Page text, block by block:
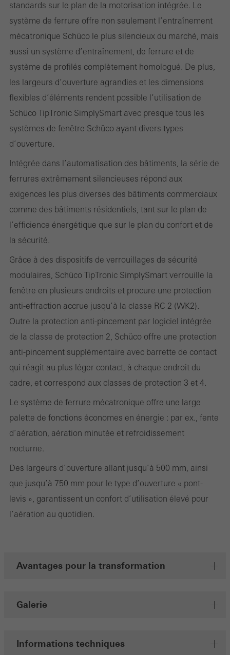
standards sur le plan de la motorisation intégrée. Le
système de ferrure offre non seulement l’entraînement
mécatronique Schüco le plus silencieux du marché, mais
aussi un système d’entraînement, de ferrure et de
système de profilés complètement homologué. De plus,
les largeurs d’ouverture agrandies et les dimensions
flexibles d’éléments rendent possible l’utilisation de
Schüco TipTronic SimplySmart avec presque tous les
systèmes de fenêtre Schüco ayant divers types
d’ouverture.
Intégrée dans l’automatisation des bâtiments, la série de
ferrures extrêmement silencieuses répond aux
exigences les plus diverses des bâtiments commerciaux
comme des bâtiments résidentiels, tant sur le plan de
l’efficience énergétique que sur le plan du confort et de
la sécurité.
Grâce à des dispositifs de verrouillages de sécurité
modulaires, Schüco TipTronic SimplySmart verrouille la
fenêtre en plusieurs endroits et procure une protection
anti-effraction accrue jusqu’à la classe RC 2 (WK2).
Outre la protection anti-pincement par logiciel intégrée
de la classe de protection 2, Schüco offre une protection
anti-pincement supplémentaire avec barrette de contact
qui réagit au plus léger contact, à chaque endroit du
cadre, et correspond aux classes de protection 3 et 4.
Le système de ferrure mécatronique offre une large
palette de fonctions économes en énergie : par ex., fente
d’aération, aération minutée et refroidissement
nocturne.
Des largeurs d’ouverture allant jusqu’à 500 mm, ainsi
que jusqu’à 750 mm pour le type d’ouverture « pont-
levis », garantissent un confort d’utilisation élevé pour
l’aération au quotidien.
Avantages pour la transformation
Galerie
Informations techniques
peuvent pas être désactivés
Les cookies sont techniquement nécessaires au bon
fonctionnement des sites web Schüco et ne peuvent pas être
désactivés. Sans ces cookies, certaines parties des pages web
ou des services souhaités ne peuvent pas être mis à disposition.
Statistiques / Cookies d´analyse
Ces cookies sont utilisés à des fins statistiques pour analyser l
´utilisation du site web et pour optimiser l´offre, par exemple en
évaluant les campagnes qui ont été menées. Ces cookies sont
utilisés pour améliorer la fonctionnalité du site web et donc l
´expérience de l´utilisateur. Ils recueillent des informations sur l
´utilisation du site web, le nombre de visites, le temps moyen
passé sur le site, les pages consultées.
Marketing / Cookies de tiers
Sauvegarder